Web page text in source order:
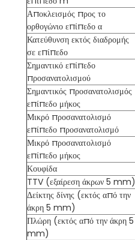
Αποκλεισμός προς το
ορθογώνιο επίπεδο α
Κατεύθυνση εκτός διαδρομής
σε επίπεδο
Σημαντικό επίπεδο
προσανατολισμού
Σημαντικός προσανατολισμός
επίπεδο μήκος
Μικρό προσανατολισμό
επίπεδο προσανατολισμό
Μικρό προσανατολισμό
επίπεδο μήκος
Κουφίδα
TTV (εξαίρεση άκρων 5 mm)
Δείκτης δίνης (εκτός από την
άκρη 5 mm)
Πλώρη (εκτός από την άκρη 5
mm)